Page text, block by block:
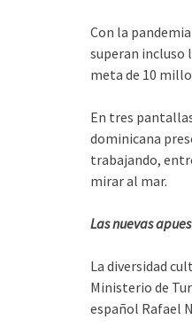
Con la
superan incluso
meta de 10
En tres
dominicana
trabajando,
mirar al mar.
Las nuevas
La diversidad
Ministerio de
español Rafael